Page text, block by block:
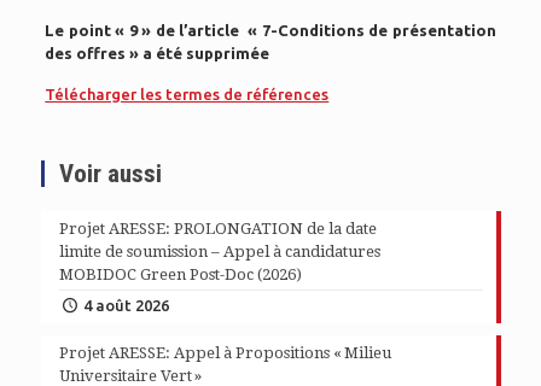
Le point « 9 » de l’article « 7-Conditions de présentation
des offres » a été supprimée
Télécharger les termes de références
Voir aussi
Projet ARESSE: PROLONGATION de la date
limite de soumission – Appel à candidatures
MOBIDOC Green Post-Doc (2026)
4 août 2026
Projet ARESSE: Appel à Propositions « Milieu
Universitaire Vert »